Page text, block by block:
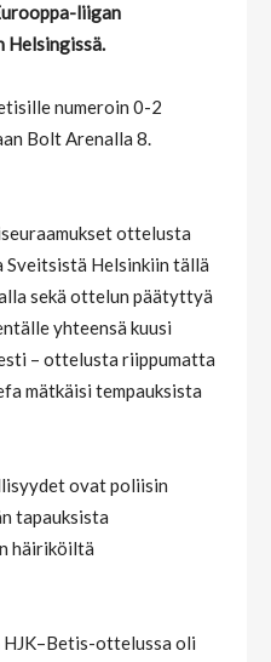
liigan
Helsingissä.
numeroin 0-2
Bolt Arenalla 8.
ottelusta
Sveitsistä Helsinkiin tällä
sekä ottelun päätyttyä
yhteensä kuusi
– ottelusta riippumatta
mätkäisi tempauksista
ovat poliisin
tapauksista
häiriköiltä
ottelussa oli